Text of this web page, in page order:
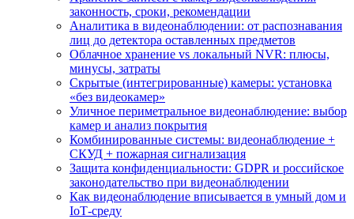
законность, сроки, рекомендации
Аналитика в видеонаблюдении: от распознавания
лиц до детектора оставленных предметов
Облачное хранение vs локальный NVR: плюсы,
минусы, затраты
Скрытые (интегрированные) камеры: установка
«без видеокамер»
Уличное периметральное видеонаблюдение: выбор
камер и анализ покрытия
Комбинированные системы: видеонаблюдение +
СКУД + пожарная сигнализация
Защита конфиденциальности: GDPR и российское
законодательство при видеонаблюдении
Как видеонаблюдение вписывается в умный дом и
IoT‑среду